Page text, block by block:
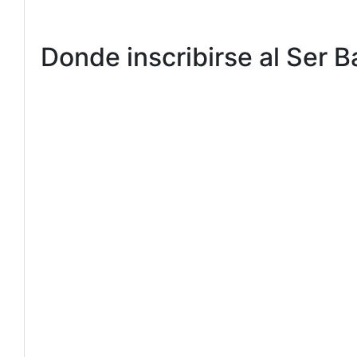
Donde inscribirse al Ser